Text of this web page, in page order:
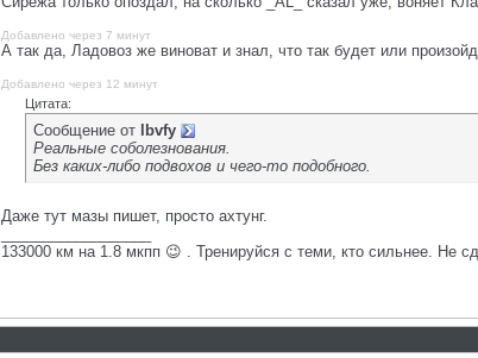
Добавлено через 7 минут
А так да, Ладовоз же виноват и знал, что так будет или
Добавлено через 12 минут
Цитата:
Сообщение от
lbvfy
Реальные соболезнования.
Без каких-либо подвохов и чего-то подобного.
Даже тут мазы пишет, просто ахтунг.
133000 км на 1.8 мкпп 😉 . Тренируйся с теми, кто сильнее. Не